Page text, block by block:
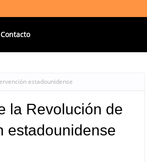
Contacto
estadounidense
la Revolución de
estadounidense